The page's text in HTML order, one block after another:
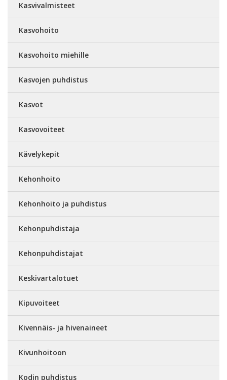
Kasvivalmisteet
Kasvohoito
Kasvohoito miehille
Kasvojen puhdistus
Kasvot
Kasvovoiteet
Kävelykepit
Kehonhoito
Kehonhoito ja puhdistus
Kehonpuhdistaja
Kehonpuhdistajat
Keskivartalotuet
Kipuvoiteet
Kivennäis- ja hivenaineet
Kivunhoitoon
Kodin puhdistus